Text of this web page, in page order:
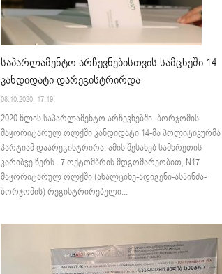
საპარლამენტო არჩევნებისთვის სამცხეში 14
კანდიდატი დარეგისტრირდა
08.10.2020. 17:19
2020 წლის საპარლამენტო არჩევნებში -ბორჯომის
მაჟორიტარულ ოლქში კანდიდატი 14-მა პოლიტიკურმა
პარტიამ დაარეგისტრირა. ამის შესახებ სამხრეთის
კარიბჭე წერს. 7 ოქტომბრის მდგომარეობით, N17
მაჟორიტარულ ოლქში (ახალციხე-ადიგენი-ასპინძა-
ბორჯომის) რეგისტრირებული...